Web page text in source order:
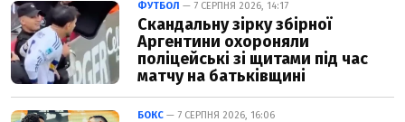
ФУТБОЛ — 7 СЕРПНЯ 2026, 14:17
Скандальну зірку збірної
Аргентини охороняли
поліцейські зі щитами під час
матчу на батьківщині
БОКС — 7 СЕРПНЯ 2026, 16:06